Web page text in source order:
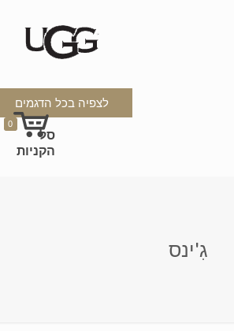
לצפיה בכל הדגמים
0
גִ'ינס